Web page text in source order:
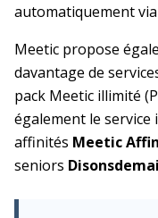
automatiquement
Meetic propose
davantage de
pack Meetic illimité
également le
affinités Meetic
seniors